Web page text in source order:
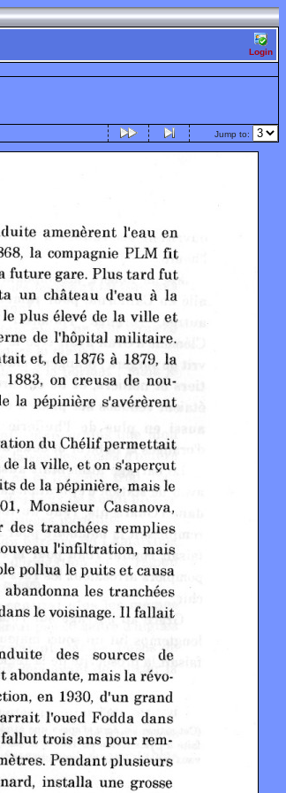
Login
Jump to: